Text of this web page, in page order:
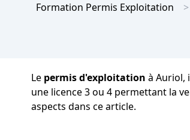
Formation Permis Exploitation
Le permis d'exploitation à Auriol,
une licence 3 ou 4 permettant la
aspects dans ce article.